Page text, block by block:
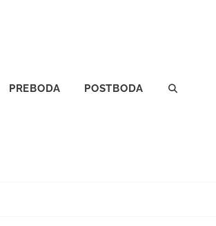
PREBODA POSTBODA